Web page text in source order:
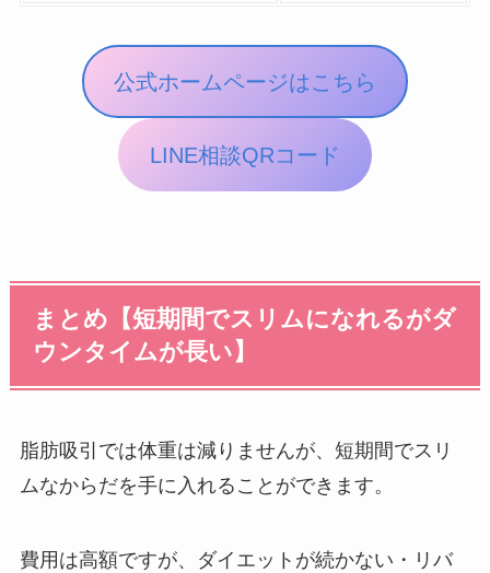
公式ホームページはこちら
LINE相談QRコード
まとめ【短期間でスリムになれるがダ
ウンタイムが長い】
脂肪吸引では体重は減りませんが、短期間でスリ
ムなからだを手に入れることができます。
費用は高額ですが、ダイエットが続かない・リバ